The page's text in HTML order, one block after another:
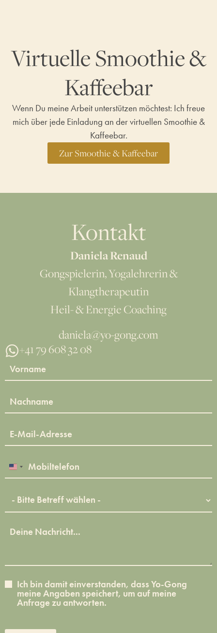
Virtuelle Smoothie &
Kaffeebar
Wenn Du meine Arbeit unterstützen möchtest: Ich freue
mich über jede Einladung an der virtuellen Smoothie &
Kaffeebar.
Zur Smoothie & Kaffeebar
Kontakt
Daniela Renaud
Gongspielerin, Yogalehrerin &
Klangtherapeutin
Heil- & Energie Coaching
daniela@yo-gong.com
+41 79 608 32 08
United States +1
Ich bin damit einverstanden, dass Yo-Gong
meine Angaben speichert, um auf meine
Anfrage zu antworten.